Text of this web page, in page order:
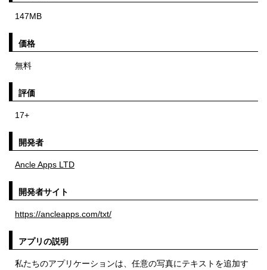
147MB
価格
無料
評価
17+
開発者
Ancle Apps LTD
開発者サイト
https://ancleapps.com/txt/
アプリの説明
私たちのアプリケーションは、任意の写真にテキストを追加す